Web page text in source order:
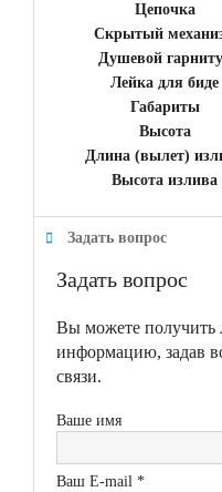
Цепочка
Скрытый
Душевой
Лейка для биде
Габариты
Высота
Длина (вылет)
Высота излива
Задать вопрос
Задать вопрос
Вы можете
информацию, задав
связи.
Ваше имя
Ваш E-mail *